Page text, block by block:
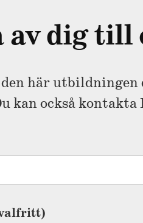
dig till
här
kan också